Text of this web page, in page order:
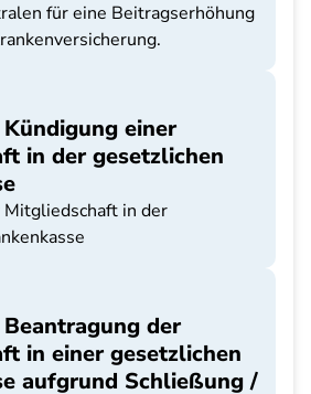
für eine Beitragserhöhung
einer
in der gesetzlichen
Mitgliedschaft in der
der
in einer gesetzlichen
aufgrund Schließung /